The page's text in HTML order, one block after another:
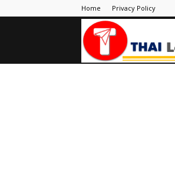
Home Privacy Policy